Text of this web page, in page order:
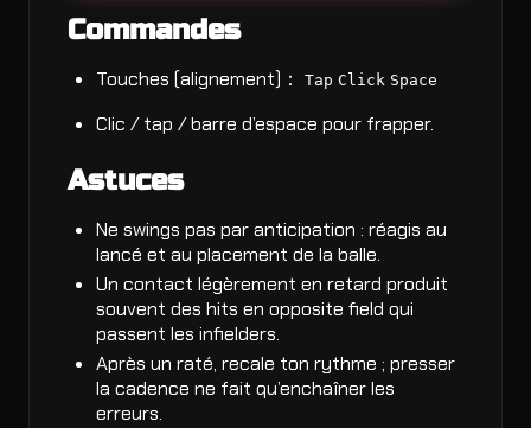
Commandes
Touches (alignement)： Tap Click Space
Clic / tap / barre d’espace pour frapper.
Astuces
Ne swings pas par anticipation : réagis au
lancé et au placement de la balle.
Un contact légèrement en retard produit
souvent des hits en opposite field qui
passent les infielders.
Après un raté, recale ton rythme ; presser
la cadence ne fait qu’enchaîner les
erreurs.